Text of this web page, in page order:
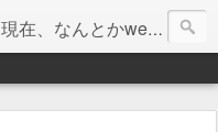
現在、なんとかweb系の仕事で食べています。このブログで扱う問題は「この世とはなにか」「人生とはなにか」「人間とはなにか」「強迫神経症の原因と解決法」「うつ病の原因と寄り添う方法」「家族の問題」などについてです。